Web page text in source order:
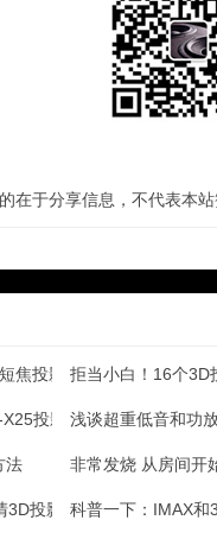
在于分享信息，不代表本
焦投影评测拒当小白！16个3D
投影试用浅谈超重低音和功
法 非常发烧 从房间开
3D投影机明基(BenQ)W
科普一下：IMAX和